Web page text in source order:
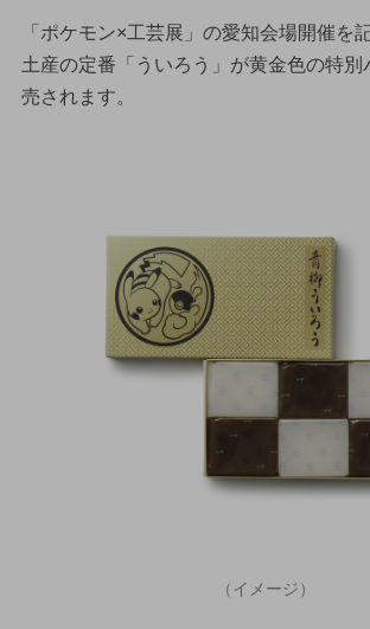
「ポケモン×工芸展」の愛知会場開催を
土産の定番「ういろう」が黄金色の特別
売されます。
（イメージ）